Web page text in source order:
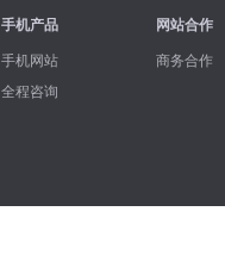
手机产品
手机网站
全程咨询
网站合作
商务合作